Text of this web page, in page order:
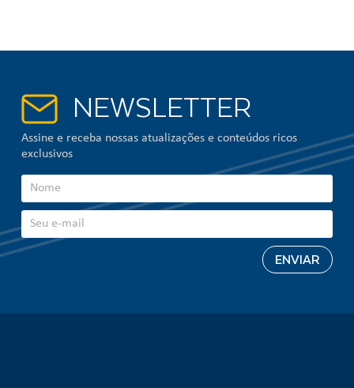
NEWSLETTER
Assine e receba nossas atualizações e conteúdos ricos
exclusivos